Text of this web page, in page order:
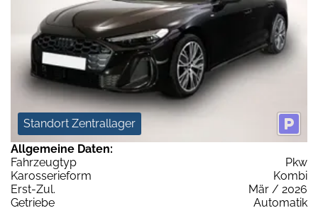
Standort Zentrallager
Allgemeine Daten:
Fahrzeugtyp
Pkw
Karosserieform
Kombi
Erst-Zul.
Mär / 2026
Getriebe
Automatik